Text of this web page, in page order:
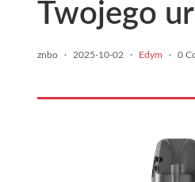
Twojego
znbo · 2025-10-02 · Edym · 0